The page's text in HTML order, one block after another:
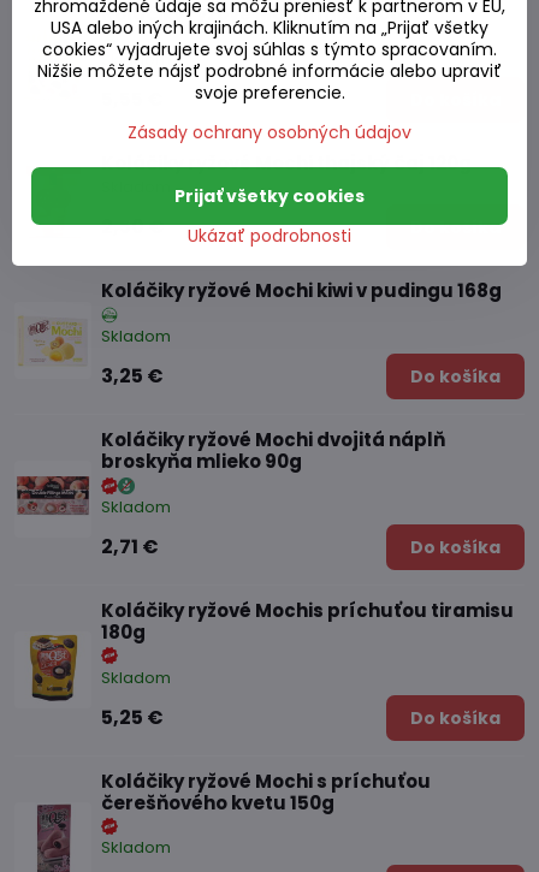
Koláčiky ryžové Mochi mix 250g
Skladom
Koláčiky ryžové Mochi thajský čaj 120g
2,50 € Do košíka
Koláčiky ryžové Mochi kiwi v pudingu 168g
Skladom
3,25 € Do košíka
Koláčiky ryžové Mochi dvojitá náplň
broskyňa mlieko 90g
Skladom
2,71 € Do košíka
Koláčiky ryžové Mochis príchuťou tiramisu
180g
Skladom
5,25 € Do košíka
Koláčiky ryžové Mochi s príchuťou
čerešňového kvetu 150g
Skladom
zhromaždené údaje sa môžu preniesť k partnerom v EÚ,
USA alebo iných krajinách. Kliknutím na „Prijať všetky
cookies“ vyjadrujete svoj súhlas s týmto spracovaním.
Nižšie môžete nájsť podrobné informácie alebo upraviť
svoje preferencie.
Zásady ochrany osobných údajov
Ukázať podrobnosti
Prijať všetky cookies